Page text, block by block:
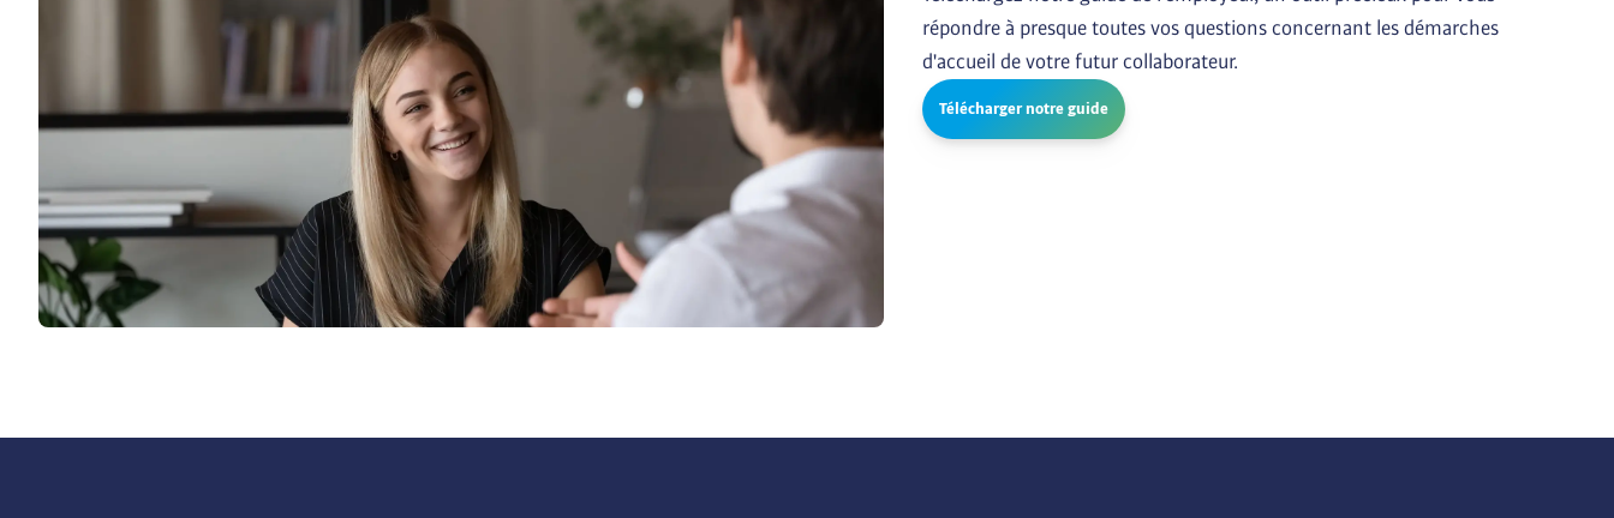
répondre à presque toutes vos questions concernant les démarches
d'accueil de votre futur collaborateur.
Télécharger notre guide